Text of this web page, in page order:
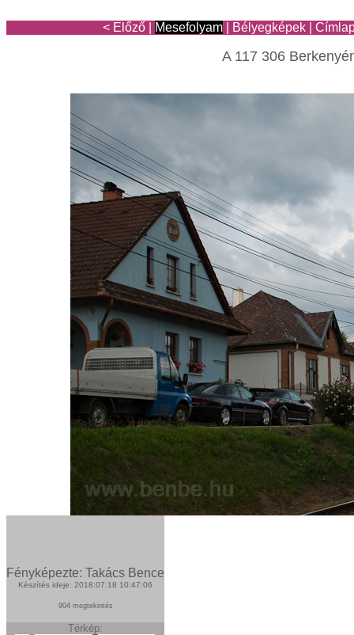
< Előző Mesefolyam Bélyegképek
A 117 306
Fényképezte: Takács Bence
Készítés ideje: 2018:07:18 10:47:06
904 megtekintés
Térkép: